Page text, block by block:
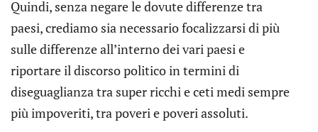
Quindi, senza negare le dovute differenze tra
paesi, crediamo sia necessario focalizzarsi di più
sulle differenze all’interno dei vari paesi e
riportare il discorso politico in termini di
diseguaglianza tra super ricchi e ceti medi sempre
più impoveriti, tra poveri e poveri assoluti.